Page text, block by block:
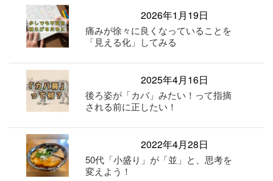
2026年1月19日
痛みが徐々に良くなっていることを
「見える化」してみる
2025年4月16日
後ろ姿が「カバ」みたい！って指摘
される前に正したい！
2022年4月28日
50代「小盛り」が「並」と、思考を
変えよう！